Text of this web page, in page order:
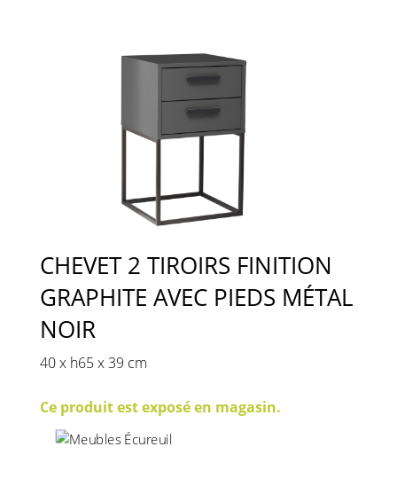
CHEVET 2 TIROIRS FINITION
GRAPHITE AVEC PIEDS MÉTAL
NOIR
40 x h65 x 39 cm
Ce produit est exposé en magasin.